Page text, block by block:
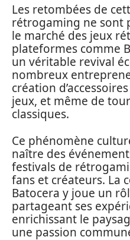
Les retombées de
rétrogaming ne sont
le marché des jeux
plateformes comme
un véritable revival
nombreux
création
jeux, et même de
classiques.
Ce phénomène
naître des
festivals de
fans et créateurs. La
Batocera y joue un
partageant ses
enrichissant le
une passion